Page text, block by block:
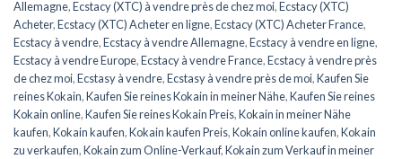
Allemagne,Ecstacy (XTC) à vendre près de chez moi,Ecstacy (XTC)
Acheter,Ecstacy (XTC) Acheter en ligne,Ecstacy (XTC) Acheter France,
Ecstacy à vendre,Ecstacy à vendre Allemagne,Ecstacy à vendre en ligne,
Ecstacy à vendre Europe,Ecstacy à vendre France,Ecstacy à vendre près
de chez moi,Ecstasy à vendre,Ecstasy à vendre près de moi,Kaufen Sie
reines Kokain,Kaufen Sie reines Kokain in meiner Nähe,Kaufen Sie reines
Kokain online,Kaufen Sie reines Kokain Preis,Kokain in meiner Nähe
kaufen,Kokain kaufen,Kokain kaufen Preis,Kokain online kaufen,Kokain
zu verkaufen,Kokain zum Online-Verkauf,Kokain zum Verkauf in meiner